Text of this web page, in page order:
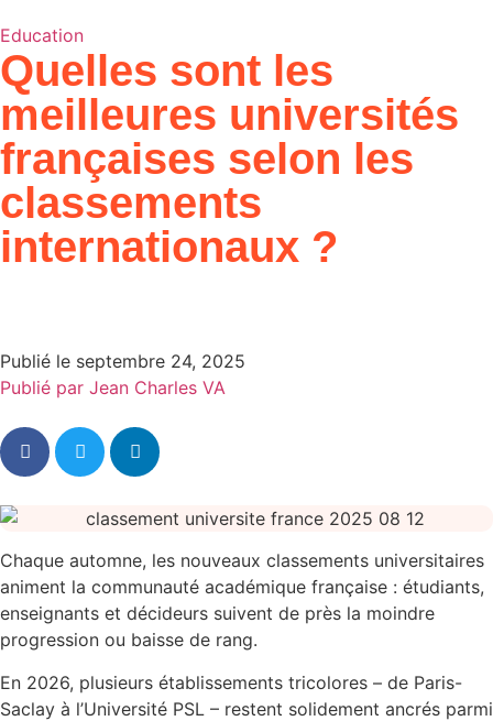
Education
Quelles sont les
meilleures universités
françaises selon les
classements
internationaux ?
Publié le septembre 24, 2025
Publié par Jean Charles VA
Chaque automne, les nouveaux classements universitaires
animent la communauté académique française : étudiants,
enseignants et décideurs suivent de près la moindre
progression ou baisse de rang.
En 2026, plusieurs établissements tricolores – de Paris-
Saclay à l’Université PSL – restent solidement ancrés parmi